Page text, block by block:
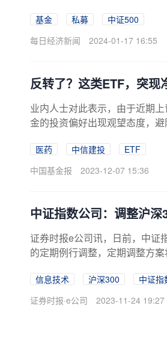
基金 私募
中证500
每日经济新闻
2024-01-17 16:55
反转了？这类ETF，突现
业内人士对此表示，由于近期
金的投资偏好出现观望态度，
医药 中信建投
ETF
中国基金报
2023-12-07 15:36
中证指数公司：调整沪深
证券时报e公司讯，日前，中证
的定期例行调整，定期调整方
信息技术 沪深300
中证指
证券时报·e公司
2023-11-24 19:27